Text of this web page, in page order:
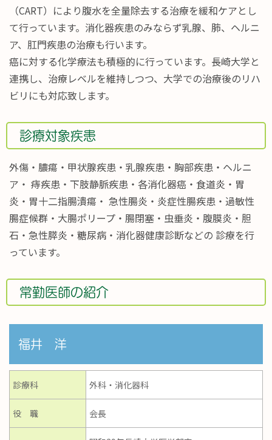
（CART）により腹水を全量除去する治療を緩和ケアとし
て行っています。消化器疾患のみならず乳腺、肺、ヘルニ
ア、肛門疾患の治療も行います。
癌に対する化学療法も積極的に行っています。長崎大学と
連携し、治療レベルを維持しつつ、大学での治療後のリハ
ビリにも対応致します。
診療対象疾患
外傷・膿瘍・甲状腺疾患・乳腺疾患・胸部疾患・ヘルニ
ア・ 痔疾患・下肢静脈疾患・各消化器癌・食道炎・胃
炎・胃十二指腸潰瘍・ 急性腸炎・炎症性腸疾患・過敏性
腸症候群・大腸ポリープ・腸閉塞・虫垂炎・腹膜炎・胆
石・急性膵炎・糖尿病・消化器健康診断などの 診療を行
っています。
常勤医師の紹介
福井 洋
診療科 外科・消化器科
役 職 会長